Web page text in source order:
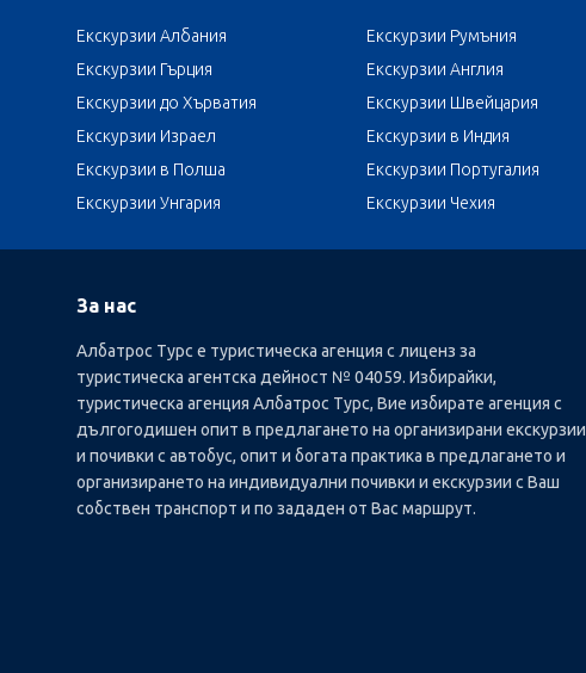
Екскурзии Албания Екскурзии Румъния
Екскурзии Гърция
Екскурзии Англия
Екскурзии до Хърватия
Екскурзии Швейцария
Екскурзии Израел
Екскурзии в Индия
Екскурзии в Полша
Екскурзии Португалия
Екскурзии Унгария
Екскурзии Чехия
За нас
Албатрос Турс е туристическа агенция с лиценз за
туристическа агентска дейност № 04059. Избирайки,
туристическа агенция Албатрос Турс, Вие избирате агенция с
дългогодишен опит в предлагането на организирани екскурзии
и почивки с автобус, опит и богата практика в предлагането и
организирането на индивидуални почивки и екскурзии с Ваш
собствен транспорт и по зададен от Вас маршрут.